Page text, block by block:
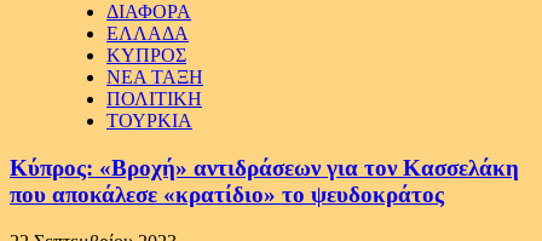
ΔΙΑΦΟΡΑ
ΕΛΛΑΔΑ
ΚΥΠΡΟΣ
ΝΕΑ ΤΑΞΗ
ΠΟΛΙΤΙΚΗ
ΤΟΥΡΚΙΑ
Κύπρος: «Βροχή» αντιδράσεων για τον Κασσελάκη
που αποκάλεσε «κρατίδιο» το ψευδοκράτος